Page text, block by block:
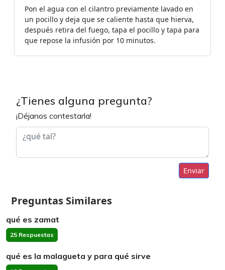
Pon el agua con el cilantro previamente lavado en
un pocillo y deja que se caliente hasta que hierva,
después retira del fuego, tapa el pocillo y tapa para
que repose la infusión por 10 minutos.
¿Tienes alguna pregunta?
¡Déjanos contestarla!
Enviar
Preguntas Similares
qué es zamat
25 Respuestas
qué es la malagueta y para qué sirve